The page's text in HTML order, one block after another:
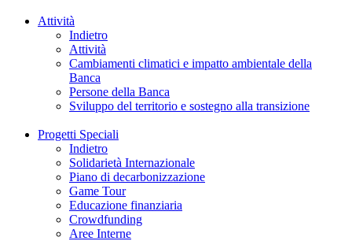
Attività
Indietro
Attività
Cambiamenti climatici e impatto ambientale della
Banca
Persone della Banca
Sviluppo del territorio e sostegno alla transizione
Progetti Speciali
Indietro
Solidarietà Internazionale
Piano di decarbonizzazione
Game Tour
Educazione finanziaria
Crowdfunding
Aree Interne